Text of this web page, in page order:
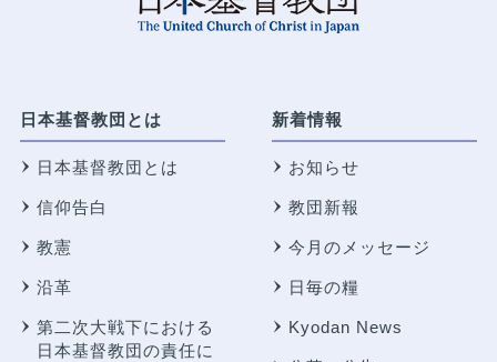
日本基督教団とは
日本基督教団とは
信仰告白
教憲
沿革
第二次大戦下における
日本基督教団の責任に
新着情報
お知らせ
教団新報
今月のメッセージ
日毎の糧
Kyodan News